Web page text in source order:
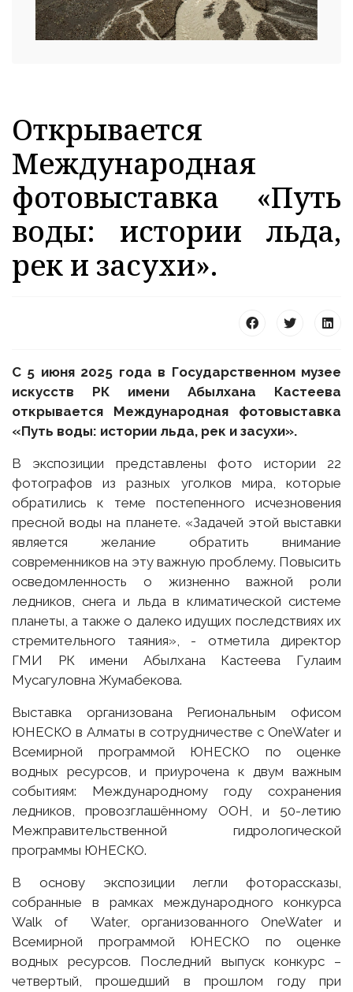
Открывается
Международная
фотовыставка «Путь
воды: истории льда,
рек и засухи».
С 5 июня 2025 года в Государственном музее
искусств РК имени Абылхана Кастеева
открывается Международная фотовыставка
«Путь воды: истории льда, рек и засухи».
В экспозиции представлены фото истории 22
фотографов из разных уголков мира, которые
обратились к теме постепенного исчезновения
пресной воды на планете. «Задачей этой выставки
является желание обратить внимание
современников на эту важную проблему. Повысить
осведомленность о жизненно важной роли
ледников, снега и льда в климатической системе
планеты, а также о далеко идущих последствиях их
стремительного таяния», - отметила директор
ГМИ РК имени Абылхана Кастеева Гулаим
Мусагуловна Жумабекова.
Выставка организована Региональным офисом
ЮНЕСКО в Алматы в сотрудничестве с OneWater и
Всемирной программой ЮНЕСКО по оценке
водных ресурсов, и приурочена к двум важным
событиям: Международному году сохранения
ледников, провозглашённому ООН, и 50-летию
Межправительственной гидрологической
программы ЮНЕСКО.
В основу экспозиции легли фоторассказы,
собранные в рамках международного конкурса
Walk of Water, организованного OneWater и
Всемирной программой ЮНЕСКО по оценке
водных ресурсов. Последний выпуск конкурс –
четвертый, прошедший в прошлом году при